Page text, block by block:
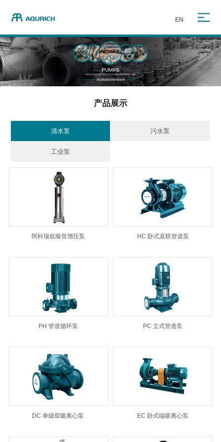
EN
产品展示
清水泵 污水泵
工业泵
阿科瑞低噪音增压泵 HC 卧式直联管道泵
PH 管道循环泵 PC 立式管道泵
DC 单级双吸离心泵 EC 卧式端吸离心泵